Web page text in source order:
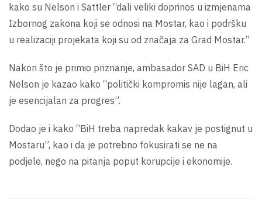
kako su Nelson i Sattler “dali veliki doprinos u izmjenama
Izbornog zakona koji se odnosi na Mostar, kao i podršku
u realizaciji projekata koji su od značaja za Grad Mostar.”
Nakon što je primio priznanje, ambasador SAD u BiH Eric
Nelson je kazao kako “politički kompromis nije lagan, ali
je esencijalan za progres”.
Dodao je i kako “BiH treba napredak kakav je postignut u
Mostaru”, kao i da je potrebno fokusirati se ne na
podjele, nego na pitanja poput korupcije i ekonomije.